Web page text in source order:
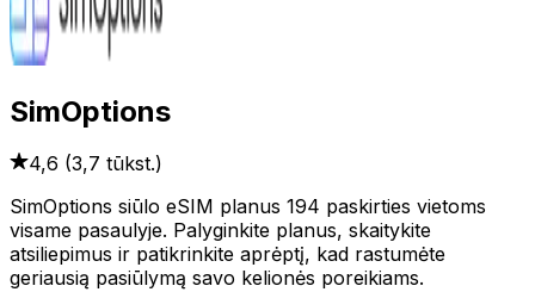
SimOptions
4,6 (3,7 tūkst.)
SimOptions siūlo eSIM planus 194 paskirties vietoms
visame pasaulyje. Palyginkite planus, skaitykite
atsiliepimus ir patikrinkite aprėptį, kad rastumėte
geriausią pasiūlymą savo kelionės poreikiams.